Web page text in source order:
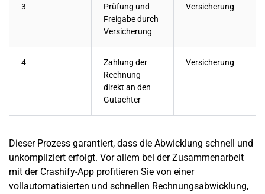
3
Prüfung und
Freigabe durch
Versicherung
Versicherung
4
Zahlung der
Rechnung
direkt an den
Gutachter
Versicherung
Dieser Prozess garantiert, dass die Abwicklung schnell und
unkompliziert erfolgt. Vor allem bei der Zusammenarbeit
mit der Crashify-App profitieren Sie von einer
vollautomatisierten und schnellen Rechnungsabwicklung,